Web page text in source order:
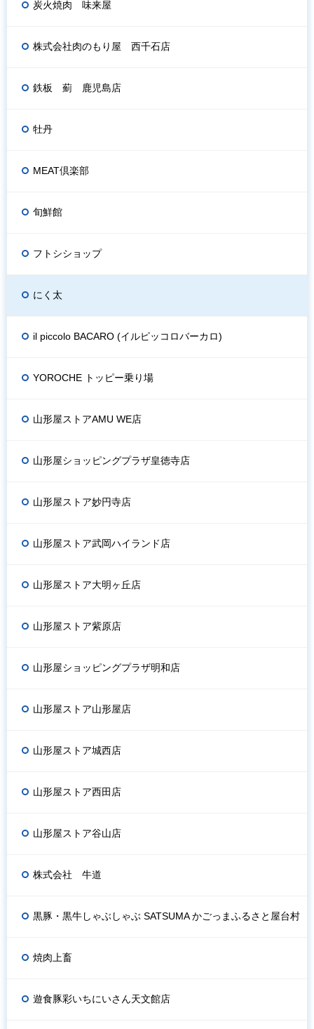
炭火焼肉 味来屋
株式会社肉のもり屋 西千石店
鉄板 薊 鹿児島店
牡丹
MEAT倶楽部
旬鮮館
フトシショップ
にく太
il piccolo BACARO (イルピッコロバーカロ)
YOROCHE トッピー乗り場
山形屋ストアAMU WE店
山形屋ショッピングプラザ皇徳寺店
山形屋ストア妙円寺店
山形屋ストア武岡ハイランド店
山形屋ストア大明ヶ丘店
山形屋ストア紫原店
山形屋ショッピングプラザ明和店
山形屋ストア山形屋店
山形屋ストア城西店
山形屋ストア西田店
山形屋ストア谷山店
株式会社 牛道
黒豚・黒牛しゃぶしゃぶ SATSUMA かごっまふるさと屋台村
焼肉上畜
遊食豚彩いちにいさん天文館店